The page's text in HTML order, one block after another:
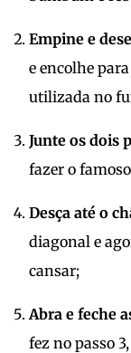
Empine e
e encolhe
utilizada no
Junte os dois
fazer o
Desça até o
diagonal e
cansar;
Abra e feche
fez no passo